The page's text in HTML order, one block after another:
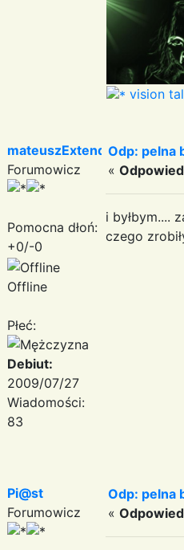
vision
mateuszExtended
Forumowicz
Pomocna dłoń:
+0/-0
Offline
Płeć:
Debiut:
2009/07/27
Wiadomości:
83
Odp: pelna
«
i byłbym....
czego
Pi@st
Forumowicz
Odp: pelna
«